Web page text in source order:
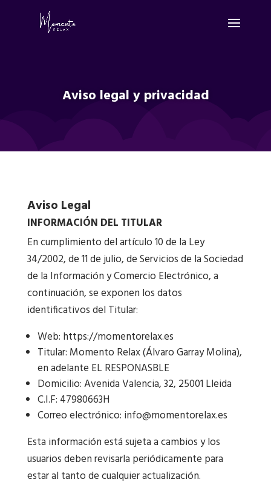
Aviso legal y privacidad
Aviso Legal
INFORMACIÓN DEL TITULAR
En cumplimiento del artículo 10 de la Ley
34/2002, de 11 de julio, de Servicios de la Sociedad
de la Información y Comercio Electrónico, a
continuación, se exponen los datos
identificativos del Titular:
Web: https://momentorelax.es
Titular: Momento Relax (Álvaro Garray Molina),
en adelante EL RESPONASBLE
Domicilio: Avenida Valencia, 32, 25001 Lleida
C.I.F: 47980663H
Correo electrónico: info@momentorelax.es
Esta información está sujeta a cambios y los
usuarios deben revisarla periódicamente para
estar al tanto de cualquier actualización.